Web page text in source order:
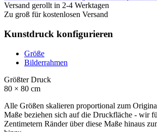
Versand gerollt in 2-4 Werktagen
Zu groß für kostenlosen Versand
Kunstdruck konfigurieren
Größe
Bilderrahmen
Größter Druck
80 × 80 cm
Alle Größen skalieren proportional zum
Maße beziehen sich auf die Druckfläche - wir
Zentimetern Ränder über diese Maße hinaus